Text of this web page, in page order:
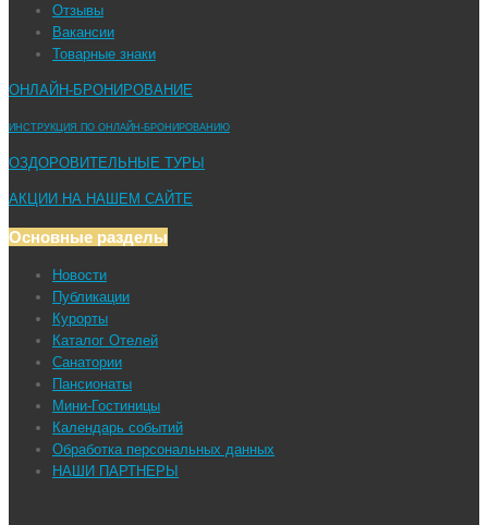
Отзывы
Вакансии
Товарные знаки
ОНЛАЙН-БРОНИРОВАНИЕ
ИНСТРУКЦИЯ ПО ОНЛАЙН-БРОНИРОВАНИЮ
ОЗДОРОВИТЕЛЬНЫЕ ТУРЫ
АКЦИИ НА НАШЕМ САЙТЕ
Основные разделы
Новости
Публикации
Курорты
Каталог Отелей
Санатории
Пансионаты
Мини-Гостиницы
Календарь событий
Обработка персональных данных
НАШИ ПАРТНЕРЫ